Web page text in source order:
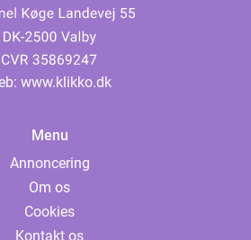
www.klikko.dk
Menu
Annoncering
Om os
Cookies
Kontakt os